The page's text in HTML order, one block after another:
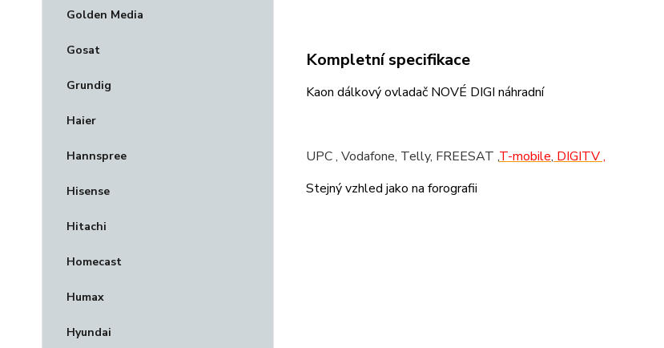
Golden Media
Gosat
Grundig
Haier
Hannspree
Hisense
Hitachi
Homecast
Humax
Hyundai
Kompletní specifikace
Kaon dálkový ovladač NOVÉ DIGI náhradní
UPC , Vodafone, Telly, FREESAT ,T-mobile, DIGITV ,
Stejný vzhled jako na forografii